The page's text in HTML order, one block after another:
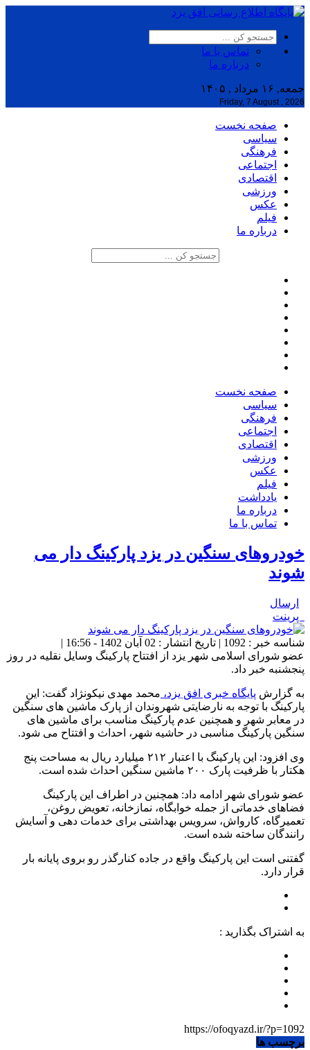
تماس با ما
درباره ما
جمعه, ۱۶ مرداد , ۱۴۰۵
Friday, 7 August , 2026
صفحه نخست
سیاسی
فرهنگی
اجتماعی
اقتصادی
ورزشی
عکس
فیلم
درباره ما
صفحه نخست
سیاسی
فرهنگی
اجتماعی
اقتصادی
ورزشی
عکس
فیلم
یادداشت
درباره ما
تماس با ما
خودروهای سنگین در یزد پارکینگ دار می
شوند
ارسال
پرینت
شناسه خبر : 1092 | تاریخ انتشار : 02 آبان 1402 - 16:56 |
عضو شورای اسلامی شهر یزد از افتتاح پارکینگ وسایل نقلیه در روز
پنجشنبه خبر داد.
به گزارش پایگاه خبری افق یزد، محمد مهدی نیکونژاد گفت: این
پارکینگ با توجه به نارضایتی شهروندان از پارک ماشین های سنگین
در معابر شهر و همچنین عدم پارکینگ مناسب برای ماشین های
سنگین پارکینگ مناسبی در حاشیه شهر، احداث و افتتاح می شود.
وی افزود: این پارکینگ با اعتبار ۲۱۲ میلیارد ریال به مساحت پنج
هکتار با ظرفیت پارک ۲۰۰ ماشین سنگین احداث شده است.
عضو شورای شهر ادامه داد: همچنین در اطراف این پارکینگ
فضاهای خدماتی از جمله خوابگاه، نمازخانه، تعویض روغن،
تعمیرگاه، کارواش، سرویس بهداشتی برای خدمات دهی و آسایش
رانندگان ساخته شده است.
گفتنی است این پارکینگ واقع در جاده کنارگذر رو بروی پایانه بار
قرار دارد.
به اشتراک بگذارید :
https://ofoqyazd.ir/?p=1092
برچسب ها